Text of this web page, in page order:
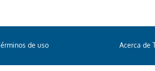
de uso Acerca de